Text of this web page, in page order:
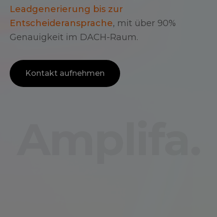
Leadgenerierung bis zur
Entscheideransprache, mit über 90%
Genauigkeit im DACH-Raum.
Kontakt aufnehmen